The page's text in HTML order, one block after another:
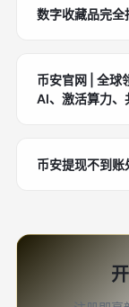
数字收藏品完全
币安官网 | 全球
AI、激活算力、
币安提现不到